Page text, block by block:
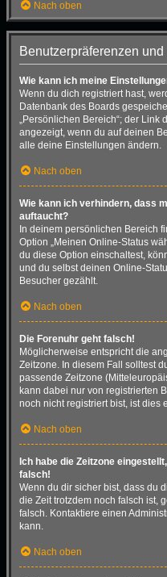
Nach oben
Benutzerpräferenzen
Wie kann ich meine
Wenn du dich registriert hast,
Datenbank des Boards
„Persönlichen Bereich“; der
angezeigt, wenn du auf deinen
alle deine Einstellungen ändern.
Nach oben
Wie kann ich verhindern, dass
auftaucht?
In deinem persönlichen Bereich
Option „Meinen Online-Status
du diese Option einschaltest,
und du selbst deinen Online-
Besucher gezählt.
Nach oben
Die Forenuhr geht falsch!
Möglicherweise entspricht die
Zeitzone. In diesem Fall solltest
passende Zeitzone
kann dabei nur von registrierten
noch nicht registriert bist, ist dies
Nach oben
Ich habe die Zeitzone
falsch!
Wenn du dir sicher bist, dass du
die Zeit trotzdem noch falsch ist,
falsch. Kontaktiere einen
kann.
Nach oben